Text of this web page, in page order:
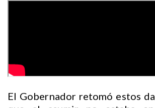
El Gobernador retomó estos